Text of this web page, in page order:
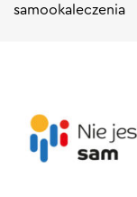
samookaleczenia